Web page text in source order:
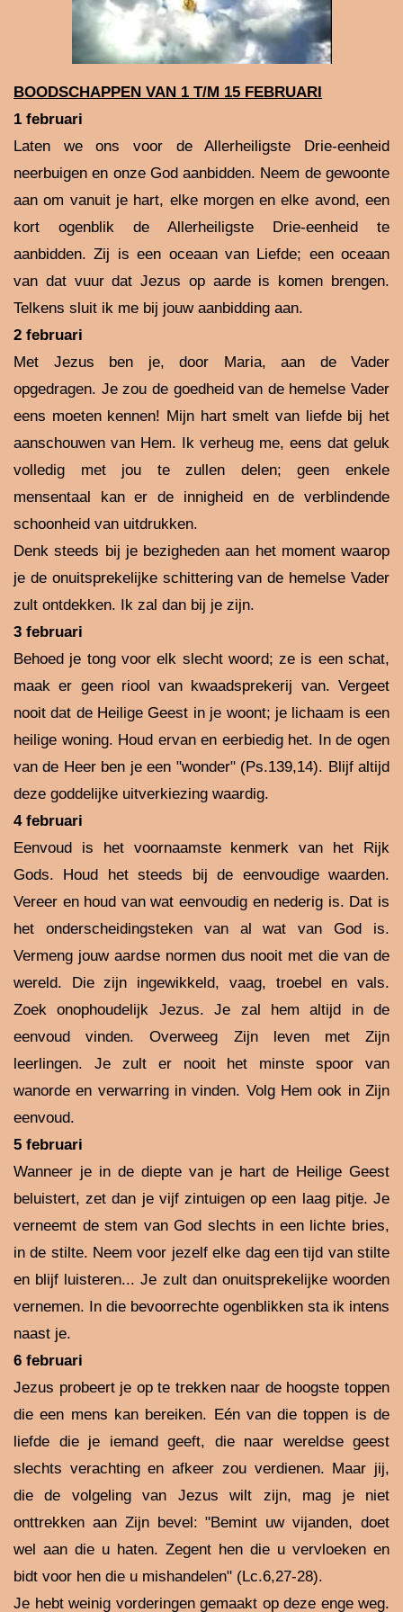
BOODSCHAPPEN VAN 1 T/M 15 FEBRUARI
1 februari
Laten we ons voor de Allerheiligste Drie-eenheid
neerbuigen en onze God aanbidden. Neem de gewoonte
aan om vanuit je hart, elke morgen en elke avond, een
kort ogenblik de Allerheiligste Drie-eenheid te
aanbidden. Zij is een oceaan van Liefde; een oceaan
van dat vuur dat Jezus op aarde is komen brengen.
Telkens sluit ik me bij jouw aanbidding aan.
2 februari
Met Jezus ben je, door Maria, aan de Vader
opgedragen. Je zou de goedheid van de hemelse Vader
eens moeten kennen! Mijn hart smelt van liefde bij het
aanschouwen van Hem. Ik verheug me, eens dat geluk
volledig met jou te zullen delen; geen enkele
mensentaal kan er de innigheid en de verblindende
schoonheid van uitdrukken.
Denk steeds bij je bezigheden aan het moment waarop
je de onuitsprekelijke schittering van de hemelse Vader
zult ontdekken. Ik zal dan bij je zijn.
3 februari
Behoed je tong voor elk slecht woord; ze is een schat,
maak er geen riool van kwaadsprekerij van. Vergeet
nooit dat de Heilige Geest in je woont; je lichaam is een
heilige woning. Houd ervan en eerbiedig het. In de ogen
van de Heer ben je een "wonder" (Ps.139,14). Blijf altijd
deze goddelijke uitverkiezing waardig.
4 februari
Eenvoud is het voornaamste kenmerk van het Rijk
Gods. Houd het steeds bij de eenvoudige waarden.
Vereer en houd van wat eenvoudig en nederig is. Dat is
het onderscheidingsteken van al wat van God is.
Vermeng jouw aardse normen dus nooit met die van de
wereld. Die zijn ingewikkeld, vaag, troebel en vals.
Zoek onophoudelijk Jezus. Je zal hem altijd in de
eenvoud vinden. Overweeg Zijn leven met Zijn
leerlingen. Je zult er nooit het minste spoor van
wanorde en verwarring in vinden. Volg Hem ook in Zijn
eenvoud.
5 februari
Wanneer je in de diepte van je hart de Heilige Geest
beluistert, zet dan je vijf zintuigen op een laag pitje. Je
verneemt de stem van God slechts in een lichte bries,
in de stilte. Neem voor jezelf elke dag een tijd van stilte
en blijf luisteren... Je zult dan onuitsprekelijke woorden
vernemen. In die bevoorrechte ogenblikken sta ik intens
naast je.
6 februari
Jezus probeert je op te trekken naar de hoogste toppen
die een mens kan bereiken. Eén van die toppen is de
liefde die je iemand geeft, die naar wereldse geest
slechts verachting en afkeer zou verdienen. Maar jij,
die de volgeling van Jezus wilt zijn, mag je niet
onttrekken aan Zijn bevel: "Bemint uw vijanden, doet
wel aan die u haten. Zegent hen die u vervloeken en
bidt voor hen die u mishandelen" (Lc.6,27-28).
Je hebt weinig vorderingen gemaakt op deze enge weg.